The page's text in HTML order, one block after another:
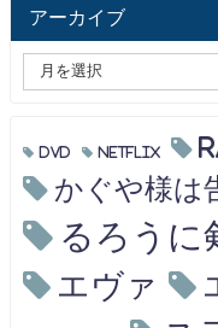
アーカイブ
DVD Netflix
かぐや様は
るろうに
エヴァ